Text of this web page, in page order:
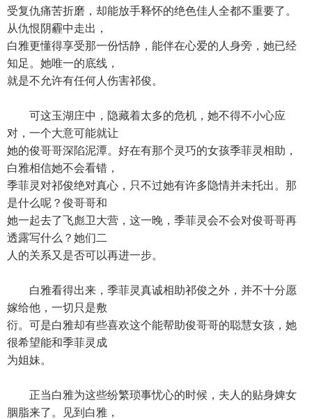
受复仇痛苦折磨，却能放手释怀的绝色佳人全都不重要了。
从仇恨阴霾中走出，
白雅更懂得享受那一份恬静，能伴在心爱的人身旁，她已经
知足。她唯一的底线，
就是不允许有任何人伤害祁俊。
可这玉湖庄中，隐藏着太多的危机，她不得不小心应
对，一个大意可能就让
她的俊哥哥深陷泥潭。好在有那个灵巧的女孩季菲灵相助，
白雅相信她不会看错，
季菲灵对祁俊绝对真心，只不过她有许多隐情并未托出。那
是什么呢？俊哥哥和
她一起去了飞彪卫大营，这一晚，季菲灵会不会对俊哥哥再
透露写什么？她们二
人的关系又是否可以再进一步。
白雅看得出来，季菲灵真诚相助祁俊之外，并不十分愿
嫁给他，一切只是敷
衍。可是白雅却有些喜欢这个能帮助俊哥哥的聪慧女孩，她
很希望能和季菲灵成
为姐妹。
正当白雅为这些纷繁琐事忧心的时候，夫人的贴身婢女
胭脂来了。见到白雅，